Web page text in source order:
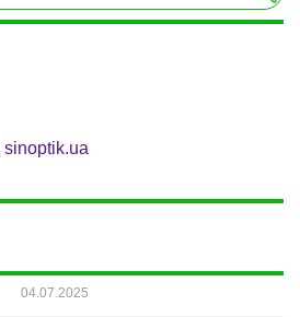
sinoptik.ua
04.07.2025